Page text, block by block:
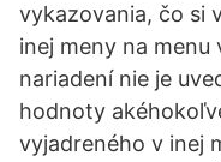
vykazovania, čo si
inej meny na
nariadení nie je
hodnoty
vyjadreného v inej